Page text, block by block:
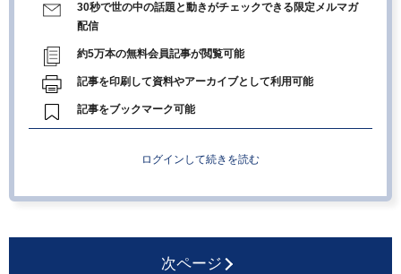
30秒で世の中の話題と動きがチェックできる限定メルマガ
配信
約5万本の無料会員記事が閲覧可能
記事を印刷して資料やアーカイブとして利用可能
記事をブックマーク可能
ログインして続きを読む
次ページ